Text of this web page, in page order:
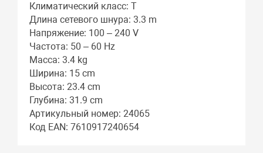
Климатический класс: T
Длина сетевого шнура: 3.3 m
Напряжение: 100 – 240 V
Частота: 50 – 60 Hz
Масса: 3.4 kg
Ширина: 15 cm
Высота: 23.4 cm
Глубина: 31.9 cm
Артикульный номер: 24065
Код EAN: 7610917240654